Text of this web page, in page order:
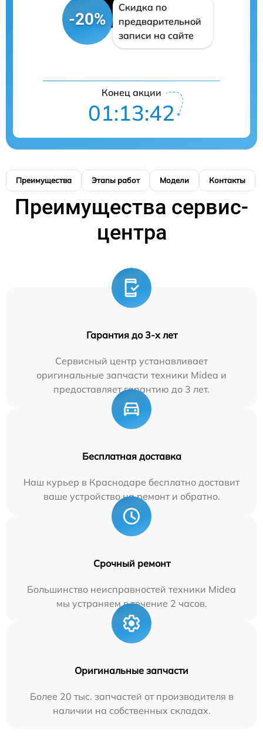
-20%
Скидка по
предварительной
записи на сайте
Конец акции
01:13:41
Преимущества Этапы работ Модели Контакты
Преимущества сервис-
центра
Гарантия до 3-х лет
Сервисный центр устанавливает
оригинальные запчасти техники Midea и
предоставляет гарантию до 3 лет.
Бесплатная доставка
Наш курьер в Краснодаре бесплатно доставит
ваше устройство на ремонт и обратно.
Срочный ремонт
Большинство неисправностей техники Midea
мы устраняем в течение 2 часов.
Оригинальные запчасти
Более 20 тыс. запчастей от производителя в
наличии на собственных складах.